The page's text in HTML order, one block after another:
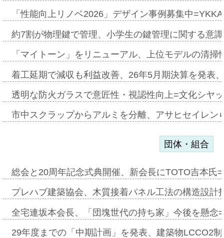
「性能向上リノベ2026」デザイン事例募集中
約7割が物理鍵で管理、小学生の鍵管理に関する意
「マイトーン」をリニューアル、上位モデルの清
着工延期で減収も利益改善、26年5月期決算を発表
透明な防火ガラスで意匠性・視認性向上=文化シヤ
市中スクラップからアルミを分離、アサヒセイレ
団体・組合
総会と20周年記念式典開催、新会長にTOTO吉本氏
プレハブ建築協会、木質接着パネル工法の構造設
全宅連坂本会長、「団塊世代の持ち家」今後を懸
29年度までの「中期計画」を発表、建築物LCCO2